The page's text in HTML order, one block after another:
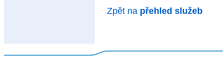
Zpět na přehled služeb